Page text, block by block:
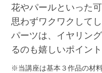
花やパールといった
思わずワクワクして
パーツは、イヤリン
るのも嬉しいポイント
当講座は基本３作品の材